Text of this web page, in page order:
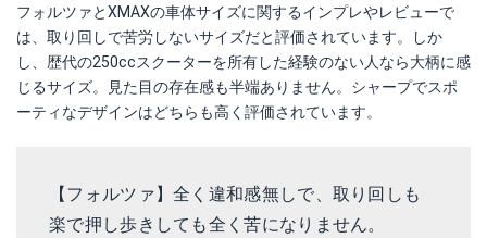
フォルツァとXMAXの車体サイズに関するインプレやレビューで
は、取り回しで苦労しないサイズだと評価されています。しか
し、歴代の250ccスクーターを所有した経験のない人なら大柄に感
じるサイズ。見た目の存在感も半端ありません。シャープでスポ
ーティなデザインはどちらも高く評価されています。
【フォルツァ】全く違和感無しで、取り回しも
楽で押し歩きしても全く苦になりません。